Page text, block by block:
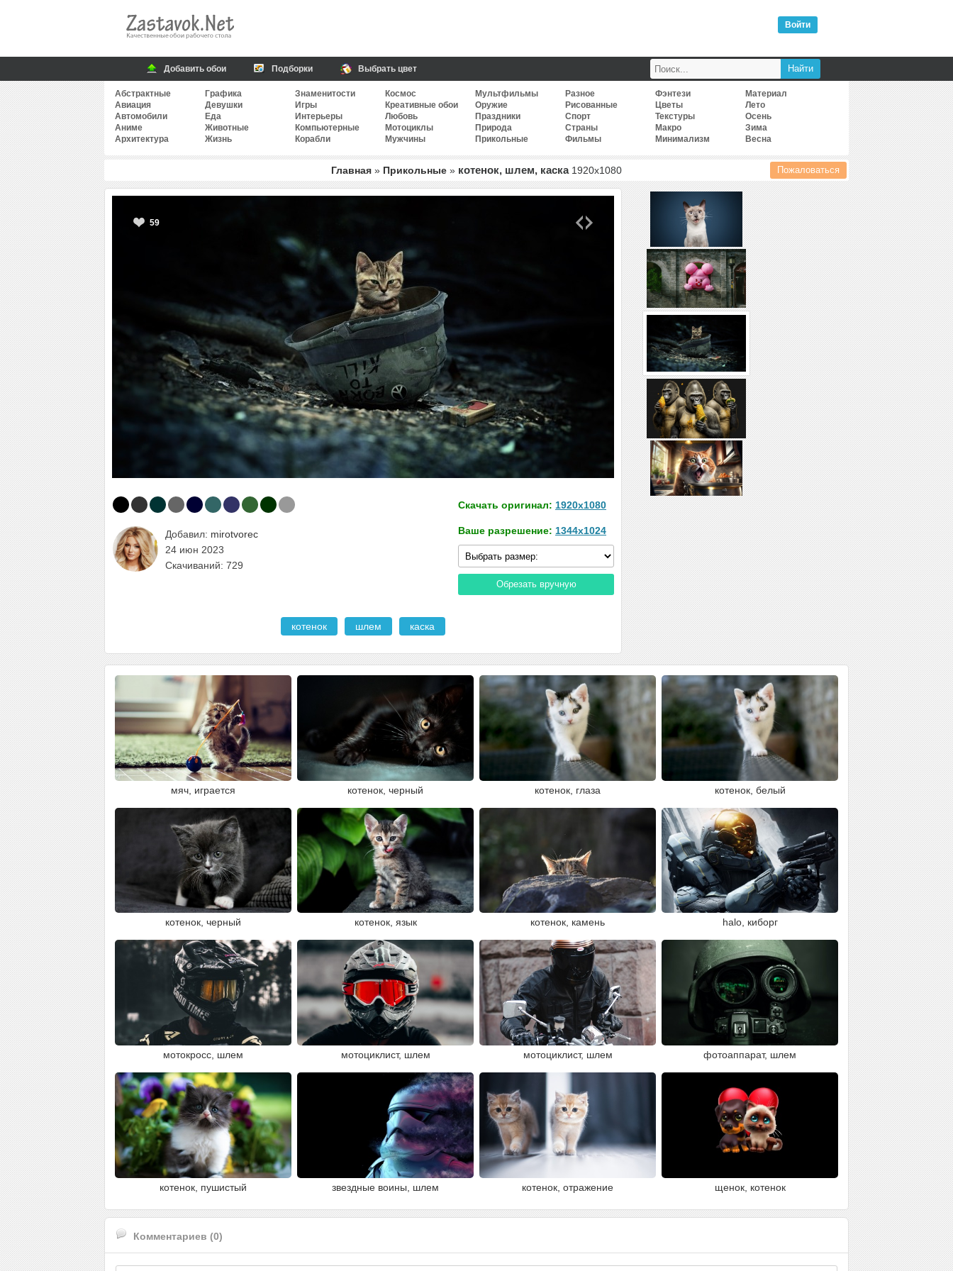
Войти
Добавить обои Подборки Выбрать цвет
Абстрактные
Авиация
Автомобили
Аниме
Архитектура
Графика
Девушки
Еда
Животные
Жизнь
Знаменитости
Игры
Интерьеры
Компьютерные
Корабли
Космос
Креативные обои
Любовь
Мотоциклы
Мужчины
Мультфильмы
Оружие
Праздники
Природа
Прикольные
Разное
Рисованные
Спорт
Страны
Фильмы
Фэнтези
Цветы
Текстуры
Макро
Минимализм
Материал
Лето
Осень
Зима
Весна
Главная » Прикольные » котенок, шлем, каска 1920x1080 Пожаловаться
59
Добавил: mirotvorec
24 июн 2023
Скачиваний: 729
Скачать оригинал: 1920x1080
Ваше разрешение: 1344x1024
Обрезать вручную
котенок шлем каска
мяч, играется котенок, черный котенок, глаза котенок, белый
котенок, черный котенок, язык котенок, камень halo, киборг
мотокросс, шлем мотоциклист, шлем мотоциклист, шлем фотоаппарат, шлем
котенок, пушистый звездные воины, шлем котенок, отражение щенок, котенок
Комментариев (0)